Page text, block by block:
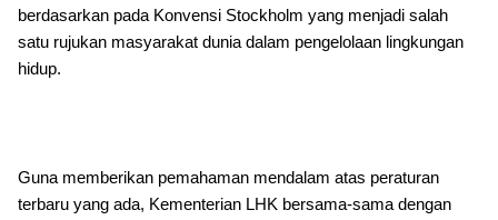
berdasarkan pada Konvensi Stockholm yang menjadi salah
satu rujukan masyarakat dunia dalam pengelolaan lingkungan
hidup.
Guna memberikan pemahaman mendalam atas peraturan
terbaru yang ada, Kementerian LHK bersama-sama dengan